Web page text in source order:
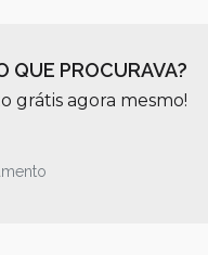
QUE PROCURAVA?
grátis agora mesmo!